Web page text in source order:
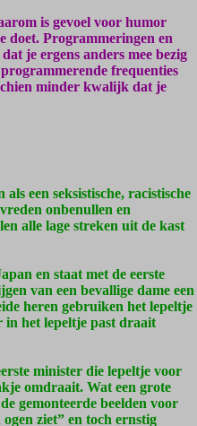
is gevoel voor humor
doet. Programmeringen en
je ergens anders mee bezig
frequenties
minder kwalijk dat je
een seksistische, racistische
onbenullen en
alle lage streken uit de kast
en staat met de eerste
van een bevallige dame een
heren gebruiken het lepeltje
in het lepeltje past draait
minister die lepeltje voor
omdraait. Wat een grote
gemonteerde beelden voor
ziet” en toch ernstig